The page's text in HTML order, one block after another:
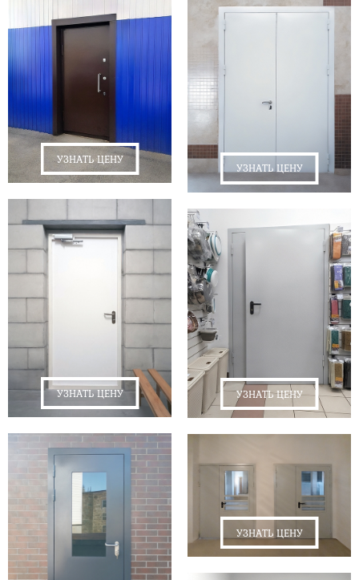
УЗНАТЬ ЦЕНУ
УЗНАТЬ ЦЕНУ
УЗНАТЬ ЦЕНУ
УЗНАТЬ ЦЕНУ
УЗНАТЬ ЦЕНУ